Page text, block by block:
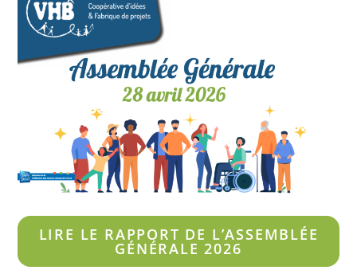
LIRE LE RAPPORT DE L’ASSEMBLÉE
GÉNÉRALE 2026